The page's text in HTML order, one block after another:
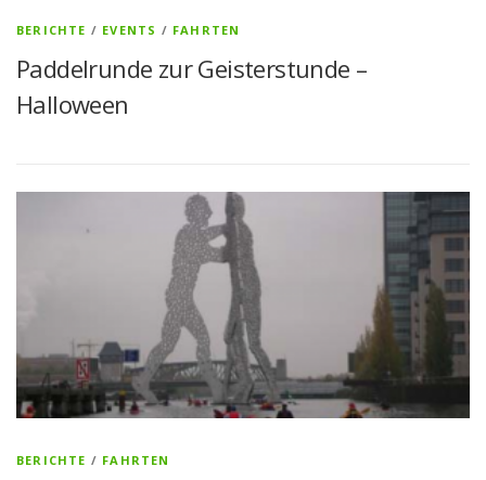
BERICHTE / EVENTS / FAHRTEN
Paddelrunde zur Geisterstunde –
Halloween
BERICHTE / FAHRTEN